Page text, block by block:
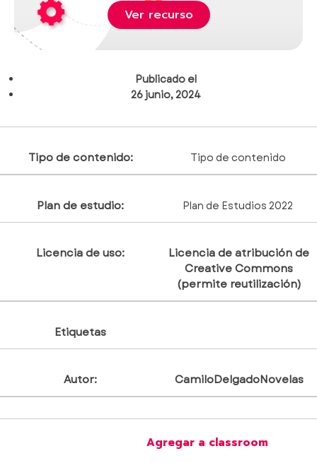
Ver recurso
Publicado el
26 junio, 2024
Tipo de contenido: Tipo de contenido
Plan de estudio: Plan de Estudios 2022
Licencia de uso:
Licencia de atribución de
Creative Commons
(permite reutilización)
Etiquetas
Autor: CamiloDelgadoNovelas
Agregar a classroom